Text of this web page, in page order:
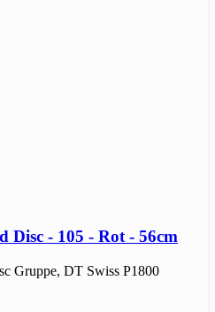
Disc - 105 - Rot - 56cm
Gruppe, DT Swiss P1800